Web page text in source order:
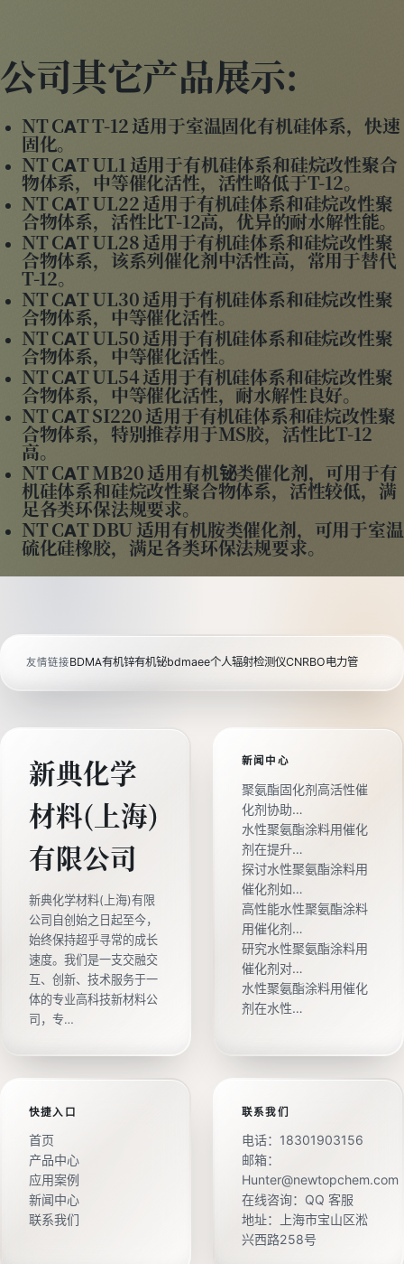
公司其它产品展示:
NT CAT T-12 适用于室温固化有机硅体系，快速
固化。
NT CAT UL1 适用于有机硅体系和硅烷改性聚合
物体系，中等催化活性，活性略低于T-12。
NT CAT UL22 适用于有机硅体系和硅烷改性聚
合物体系，活性比T-12高，优异的耐水解性能。
NT CAT UL28 适用于有机硅体系和硅烷改性聚
合物体系，该系列催化剂中活性高，常用于替代
T-12。
NT CAT UL30 适用于有机硅体系和硅烷改性聚
合物体系，中等催化活性。
NT CAT UL50 适用于有机硅体系和硅烷改性聚
合物体系，中等催化活性。
NT CAT UL54 适用于有机硅体系和硅烷改性聚
合物体系，中等催化活性，耐水解性良好。
NT CAT SI220 适用于有机硅体系和硅烷改性聚
合物体系，特别推荐用于MS胶，活性比T-12
高。
NT CAT MB20 适用有机铋类催化剂，可用于有
机硅体系和硅烷改性聚合物体系，活性较低，满
足各类环保法规要求。
NT CAT DBU 适用有机胺类催化剂，可用于室温
硫化硅橡胶，满足各类环保法规要求。
友情链接BDMA有机锌有机铋bdmaee个人辐射检测仪CNRBO电力管
新典化学
材料(上海)
有限公司
新典化学材料(上海)有限
公司自创始之日起至今，
始终保持超乎寻常的成长
速度。我们是一支交融交
互、创新、技术服务于一
体的专业高科技新材料公
司，专…
新闻中心
聚氨酯固化剂高活性催
化剂协助…
水性聚氨酯涂料用催化
剂在提升…
探讨水性聚氨酯涂料用
催化剂如…
高性能水性聚氨酯涂料
用催化剂…
研究水性聚氨酯涂料用
催化剂对…
水性聚氨酯涂料用催化
剂在水性…
快捷入口
首页
产品中心
应用案例
新闻中心
联系我们
联系我们
电话： 18301903156
邮箱：
Hunter@newtopchem.com
在线咨询： QQ 客服
地址：上海市宝山区淞
兴西路258号